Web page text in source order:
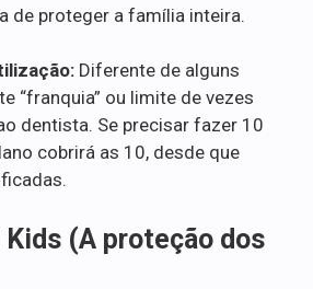
de proteger a família inteira.
Diferente de alguns
“franquia” ou limite de vezes
dentista. Se precisar fazer 10
cobrirá as 10, desde que
(A proteção dos